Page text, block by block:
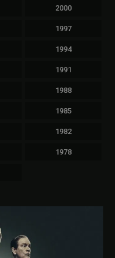
2000
1997
1994
1991
1988
1985
1982
1978